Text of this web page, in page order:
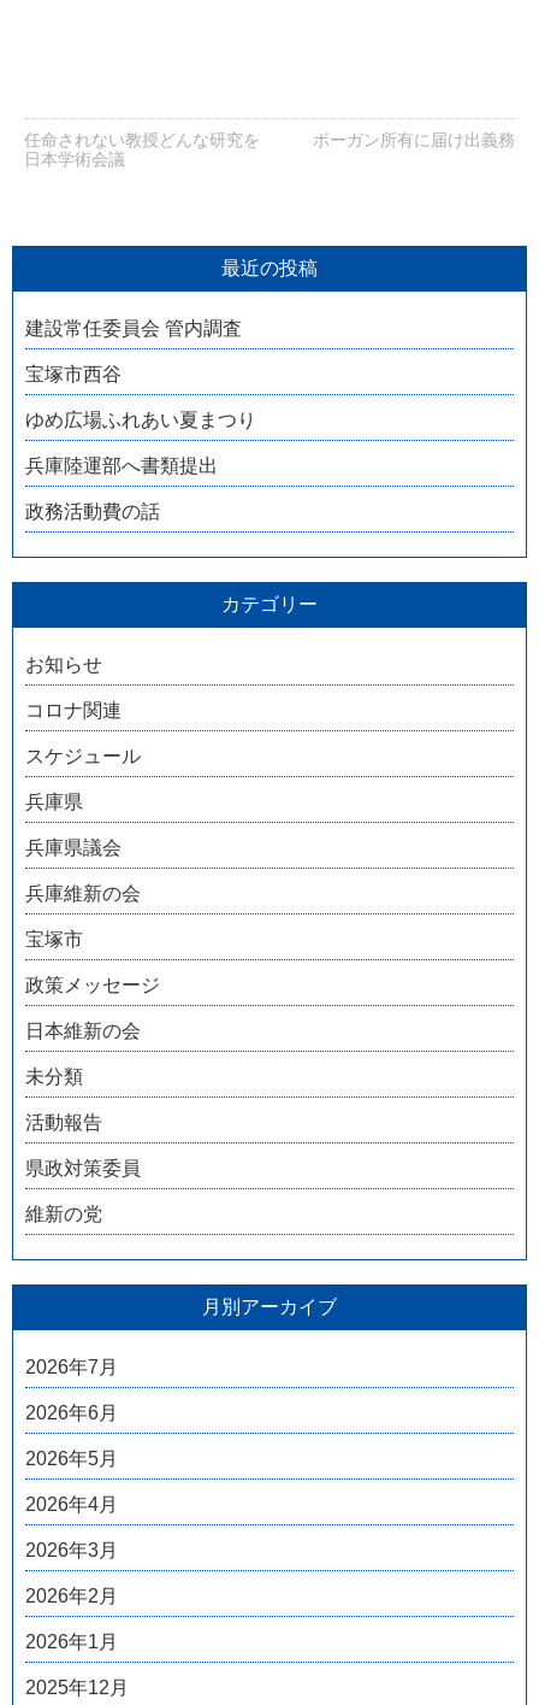
任命されない教授どんな研究を
日本学術会議
ボーガン所有に届け出義務
最近の投稿
建設常任委員会 管内調査
宝塚市西谷
ゆめ広場ふれあい夏まつり
兵庫陸運部へ書類提出
政務活動費の話
カテゴリー
お知らせ
コロナ関連
スケジュール
兵庫県
兵庫県議会
兵庫維新の会
宝塚市
政策メッセージ
日本維新の会
未分類
活動報告
県政対策委員
維新の党
月別アーカイブ
2026年7月
2026年6月
2026年5月
2026年4月
2026年3月
2026年2月
2026年1月
2025年12月